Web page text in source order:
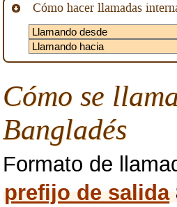
Cómo hacer llamadas
Cómo se
Bangladés
Formato de
prefijo de salida